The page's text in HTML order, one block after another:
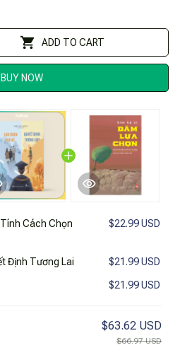
ADD TO CART
BUY NOW
Cách Chọn
$22.99 USD
Định Tương Lai $21.99 USD
$21.99 USD
$63.62 USD
$66.97 USD